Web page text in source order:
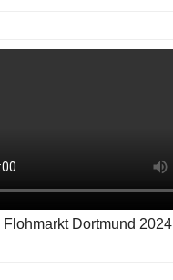
Flohmarkt Dortmund 2024